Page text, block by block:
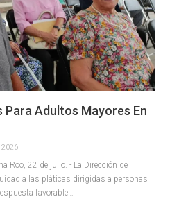
Adultos Mayores En
Roo, 22 de julio. - La Dirección de
a las pláticas dirigidas a personas
favorable…